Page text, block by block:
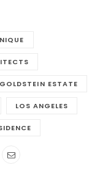
ESTATE
LOS ANGELES